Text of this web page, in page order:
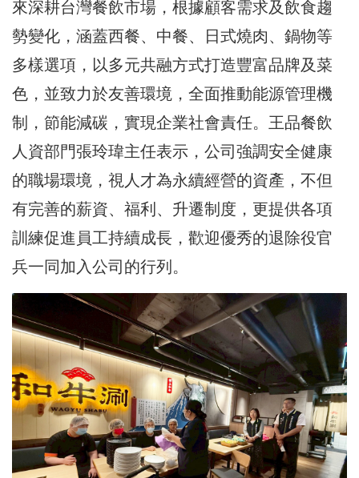
來深耕台灣餐飲市場，根據顧客需求及飲食趨
勢變化，涵蓋西餐、中餐、日式燒肉、鍋物等
多樣選項，以多元共融方式打造豐富品牌及菜
色，並致力於友善環境，全面推動能源管理機
制，節能減碳，實現企業社會責任。王品餐飲
人資部門張玲瑋主任表示，公司強調安全健康
的職場環境，視人才為永續經營的資產，不但
有完善的薪資、福利、升遷制度，更提供各項
訓練促進員工持續成長，歡迎優秀的退除役官
兵一同加入公司的行列。